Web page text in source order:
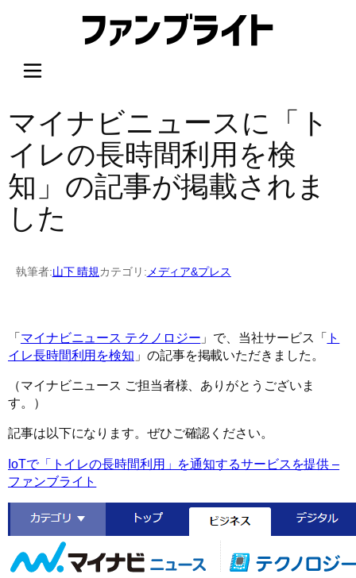
プ
マイナビニュースに「ト
イレの長時間利用を検
知」の記事が掲載されま
した
執筆者:山下 晴規 カテゴリ: メディア&プレス
「マイナビニュース テクノロジー 」で、当社サービス「 ト
イレ長時間利用を検知 」の記事を掲載いただきました。
（マイナビニュース ご担当者様、ありがとうございま
す。）
記事は以下になります。ぜひご確認ください。
IoTで「トイレの長時間利用」を通知するサービスを提供 –
ファンブライト